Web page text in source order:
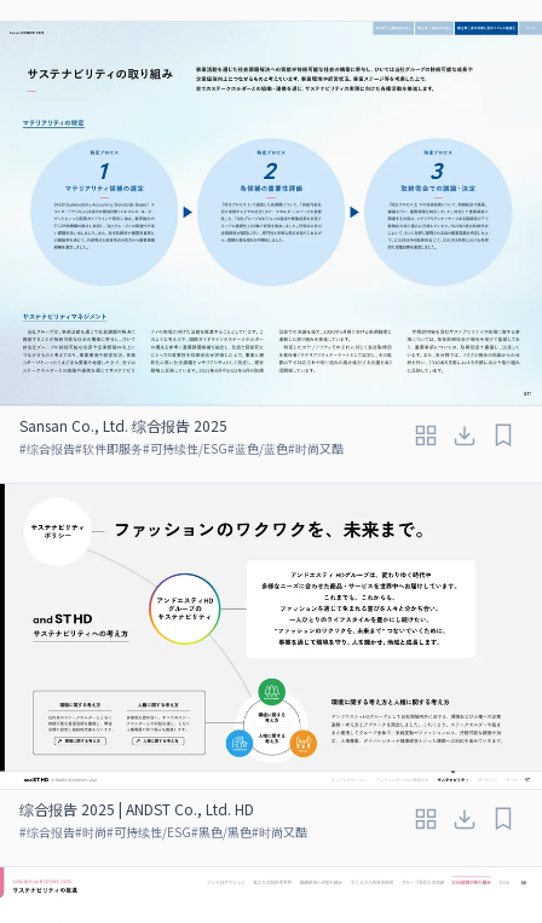
Sansan Co., Ltd. 综合报告 2025
#综合报告#软件即服务#可持续性/ESG#蓝色/蓝色#时尚又酷
综合报告 2025 | ANDST Co., Ltd. HD
#综合报告#时尚#可持续性/ESG#黑色/黑色#时尚又酷